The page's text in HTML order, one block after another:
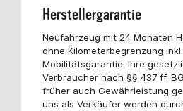
Herstellergarantie
Neufahrzeug mit 24 Monaten
ohne Kilometerbegrenzung
Mobilitätsgarantie. Ihre
Verbraucher nach §§ 437 ff.
früher auch Gewährleistung
uns als Verkäufer werden